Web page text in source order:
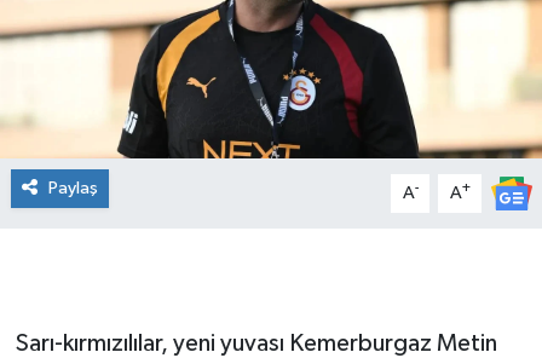
Paylaş A- A+
Sarı-kırmızılılar, yeni yuvası Kemerburgaz Metin